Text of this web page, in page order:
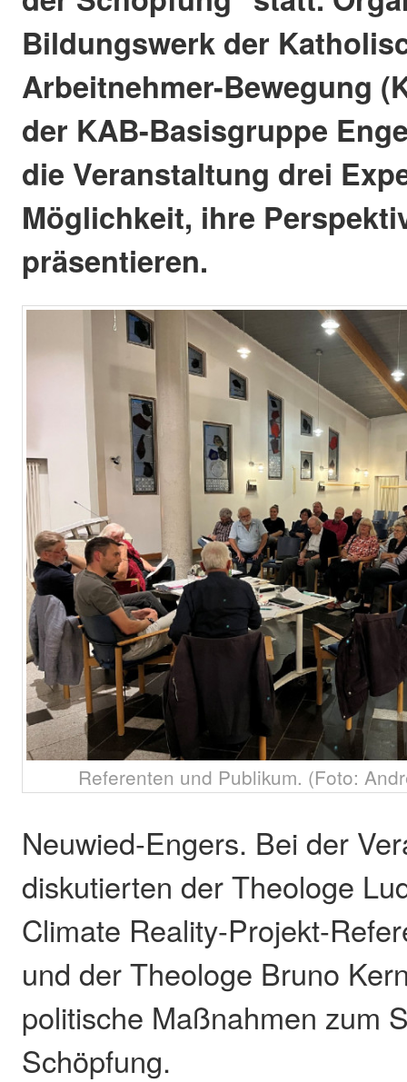
Bildungswerk der
Arbeitnehmer-Bewegung
der KAB-Basisgruppe
die Veranstaltung drei
Möglichkeit, ihre
präsentieren.
Referenten und Publikum. (Foto:
Neuwied-Engers. Bei der
diskutierten der Theologe
Climate Reality-Projekt-
und der Theologe Bruno
politische Maßnahmen zum
Schöpfung.